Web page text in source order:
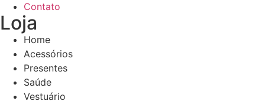
Contato
Loja
Home
Acessórios
Presentes
Saúde
Vestuário